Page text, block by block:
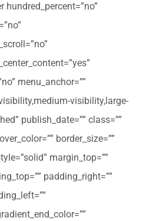
hundred_percent=”no”
menu_anchor=””
visibility,large-
publish_date=”” class=””
border_size=””
margin_top=””
padding_right=””